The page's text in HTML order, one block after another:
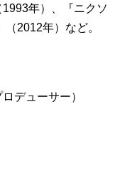
年）、『ニクソ
2012年）など。
デューサー）